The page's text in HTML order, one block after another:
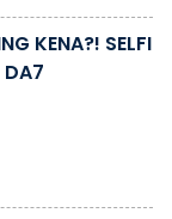
KENA?! SELFI
DA7